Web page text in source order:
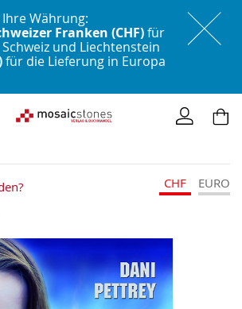
Währung:
Franken (CHF)für
und Liechtenstein
für die Lieferung in Europa
CHF EURO